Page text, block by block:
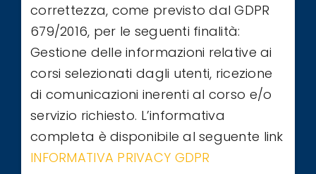
correttezza, come previsto dal GDPR
679/2016, per le seguenti finalità:
Gestione delle informazioni relative ai
corsi selezionati dagli utenti, ricezione
di comunicazioni inerenti al corso e/o
servizio richiesto. L’informativa
completa è disponibile al seguente link
INFORMATIVA PRIVACY GDPR